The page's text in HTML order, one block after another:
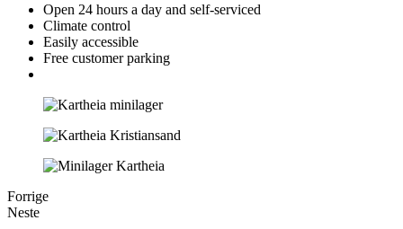
Open 24 hours a day and self-serviced
Climate control
Easily accessible
Free customer parking
Forrige
Neste